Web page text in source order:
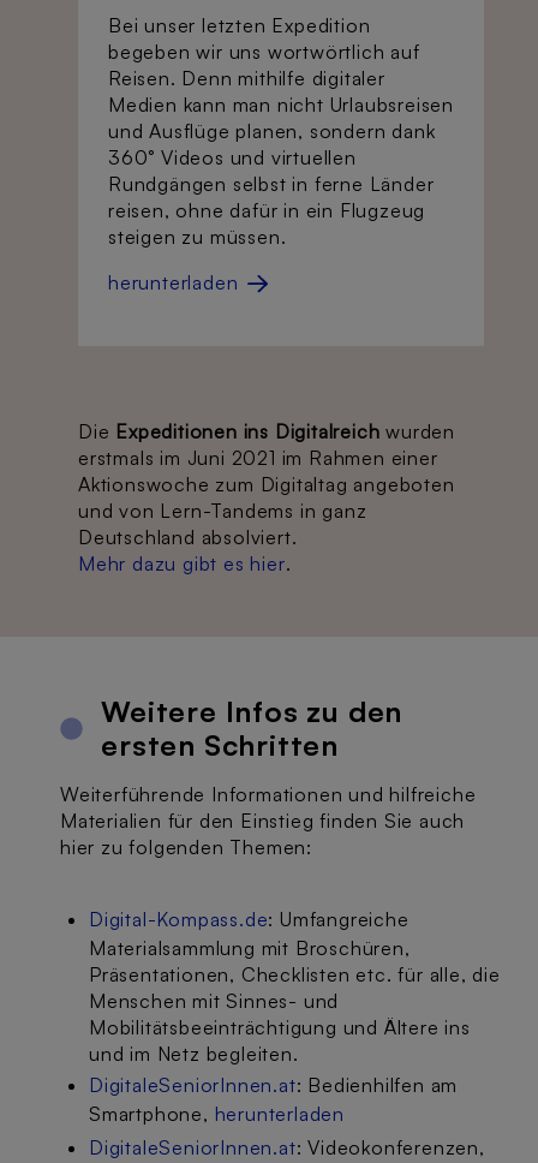
Bei unser letzten Expedition
begeben wir uns wortwörtlich auf
Reisen. Denn mithilfe digitaler
Medien kann man nicht Urlaubsreisen
und Ausflüge planen, sondern dank
360° Videos und virtuellen
Rundgängen selbst in ferne Länder
reisen, ohne dafür in ein Flugzeug
steigen zu müssen.
herunterladen
Die Expeditionen ins Digitalreichwurden
erstmals im Juni 2021 im Rahmen einer
Aktionswoche zum Digitaltag angeboten
und von Lern-Tandems in ganz
Deutschland absolviert.
Mehr dazu gibt es hier.
Weitere Infos zu den
ersten Schritten
Weiterführende Informationen und hilfreiche
Materialien für den Einstieg finden Sie auch
hier zu folgenden Themen:
Digital-Kompass.de: Umfangreiche
Materialsammlung mit Broschüren,
Präsentationen, Checklisten etc. für alle, die
Menschen mit Sinnes- und
Mobilitätsbeeinträchtigung und Ältere ins
und im Netz begleiten.
DigitaleSeniorInnen.at: Bedienhilfen am
Smartphone, herunterladen
DigitaleSeniorInnen.at: Videokonferenzen,